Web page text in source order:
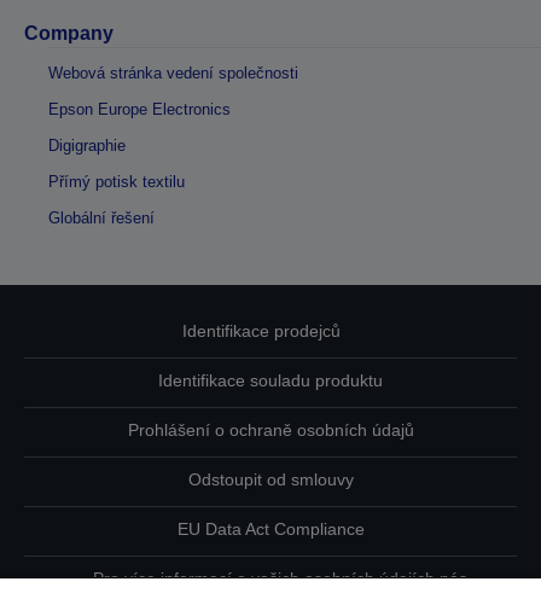
Company
Webová stránka vedení společnosti
Epson Europe Electronics
Digigraphie
Přímý potisk textilu
Globální řešení
Identifikace prodejců
Identifikace souladu produktu
Prohlášení o ochraně osobních údajů
Odstoupit od smlouvy
EU Data Act Compliance
Pro více informací o vašich osobních údajích nás